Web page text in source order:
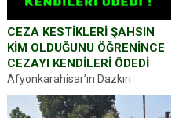
CEZA KESTİKLERİ ŞAHSIN
KİM OLDUĞUNU ÖĞRENİNCE
CEZAYI KENDİLERİ ÖDEDİ
Afyonkarahisar’ın Dazkırı
ilçesinde trafik uygulaması
yapan jandarma ekipleri